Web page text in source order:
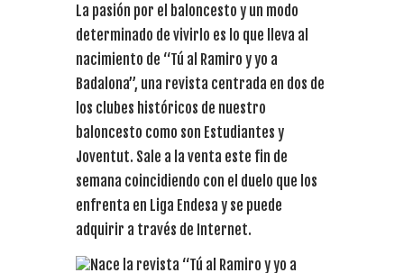
La pasión por el baloncesto y un modo
determinado de vivirlo es lo que lleva al
nacimiento de “Tú al Ramiro y yo a
Badalona”, una revista centrada en dos de
los clubes históricos de nuestro
baloncesto como son Estudiantes y
Joventut. Sale a la venta este fin de
semana coincidiendo con el duelo que los
enfrenta en Liga Endesa y se puede
adquirir a través de Internet.